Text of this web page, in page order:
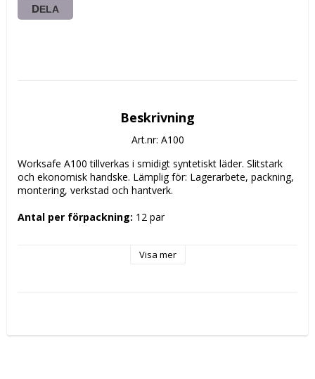
DELA
Beskrivning
Art.nr: A100
Worksafe A100 tillverkas i smidigt syntetiskt läder. Slitstark
och ekonomisk handske. Lämplig för: Lagerarbete, packning,
montering, verkstad och hantverk.
Antal per förpackning: 12 par
Visa mer